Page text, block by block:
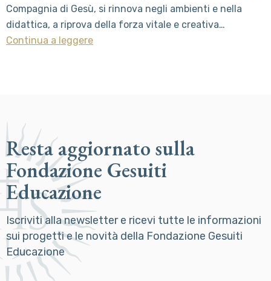
Compagnia di Gesù, si rinnova negli ambienti e nella
didattica, a riprova della forza vitale e creativa…
Continua a leggere
Resta aggiornato sulla
Fondazione Gesuiti
Educazione
Iscriviti alla newsletter e ricevi tutte le informazioni
sui progetti e le novità della Fondazione Gesuiti
Educazione